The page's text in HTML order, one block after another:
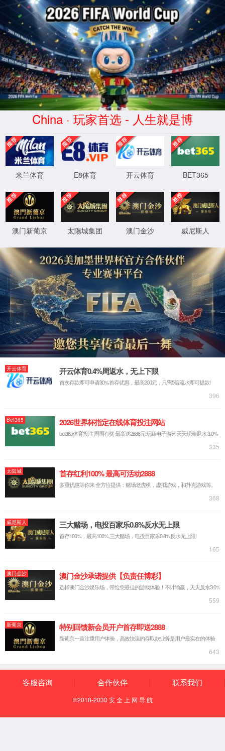
首页 > zoty中欧体育文档 > 行业动态
公司新闻 行业动态 产品下载 常见问题
zoty中欧体育RISMAT专业地垫 — 香港项目
应用案例
发布时间：2025-03-14